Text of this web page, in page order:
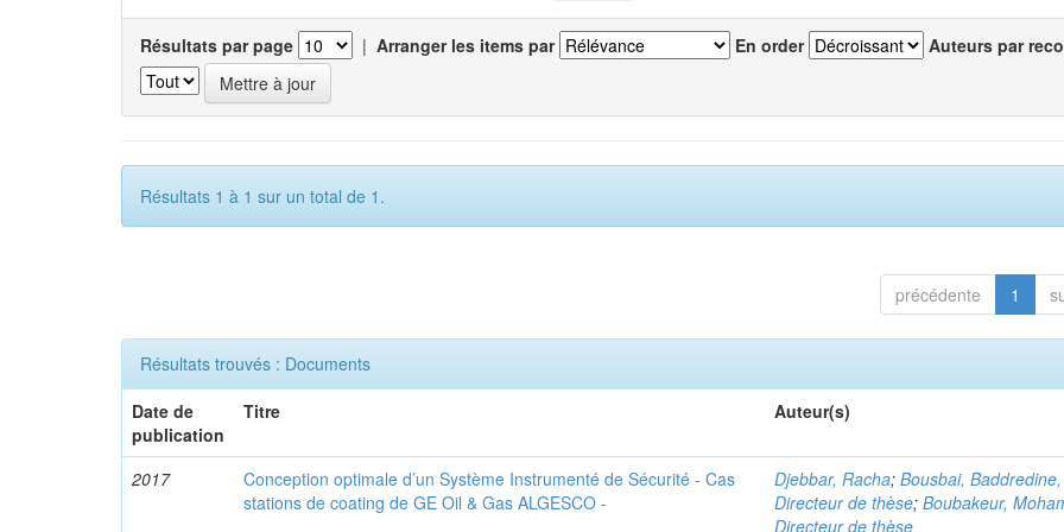
Résultats par page | Arranger les items par En order Auteurs par
Résultats 1 à 1 sur un total de 1.
précédente 1
Résultats trouvés : Documents
Date de
publication
Titre Auteur(s)
2017
Conception optimale d’un Système Instrumenté de Sécurité - Cas
stations de coating de GE Oil & Gas ALGESCO -
Djebbar, Racha;Bousbai, Baddredine,
Directeur de thèse;Boubakeur,
Directeur de thèse